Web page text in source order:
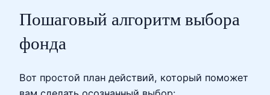
Пошаговый алгоритм выбора
фонда
Вот простой план действий, который поможет